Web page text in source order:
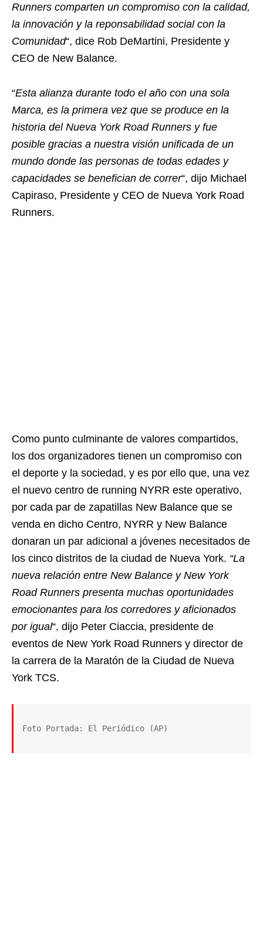
Runners comparten un compromiso con la calidad,
la innovación y la reponsabilidad social con la
Comunidad“, dice Rob DeMartini, Presidente y
CEO de New Balance.
“Esta alianza durante todo el año con una sola
Marca, es la primera vez que se produce en la
historia del Nueva York Road Runners y fue
posible gracias a nuestra visión unificada de un
mundo donde las personas de todas edades y
capacidades se benefician de correr“, dijo Michael
Capiraso, Presidente y CEO de Nueva York Road
Runners.
Como punto culminante de valores compartidos,
los dos organizadores tienen un compromiso con
el deporte y la sociedad, y es por ello que, una vez
el nuevo centro de running NYRR este operativo,
por cada par de zapatillas New Balance que se
venda en dicho Centro, NYRR y New Balance
donaran un par adicional a jóvenes necesitados de
los cinco distritos de la ciudad de Nueva York. “La
nueva relación entre New Balance y New York
Road Runners presenta muchas oportunidades
emocionantes para los corredores y aficionados
por igual“, dijo Peter Ciaccia, presidente de
eventos de New York Road Runners y director de
la carrera de la Maratón de la Ciudad de Nueva
York TCS.
Foto Portada: El Periódico (AP)